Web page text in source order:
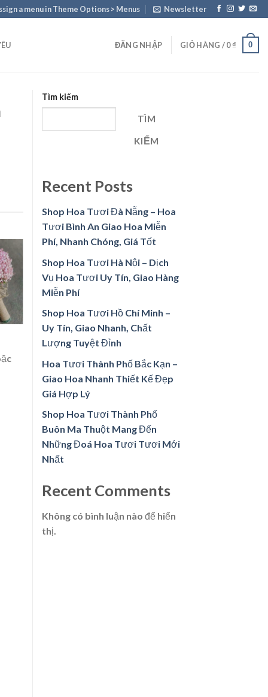
a menu in Theme Options > Menus Newsletter
ĐĂNG NHẬP GIỎ HÀNG /0₫ 0
Tìm kiếm
TÌM
KIẾM
Recent Posts
Shop Hoa Tươi Đà Nẵng – Hoa
Tươi Bình An Giao Hoa Miễn
Phí, Nhanh Chóng, Giá Tốt
Shop Hoa Tươi Hà Nội – Dịch
Vụ Hoa Tươi Uy Tín, Giao Hàng
Miễn Phí
Shop Hoa Tươi Hồ Chí Minh –
Uy Tín, Giao Nhanh, Chất
Lượng Tuyệt Đỉnh
Hoa Tươi Thành Phố Bắc Kạn –
Giao Hoa Nhanh Thiết Kế Đẹp
Giá Hợp Lý
Shop Hoa Tươi Thành Phố
Buôn Ma Thuột Mang Đến
Những Đoá Hoa Tươi Tươi Mới
Nhất
Recent Comments
Không có bình luận nào để hiển
thị.